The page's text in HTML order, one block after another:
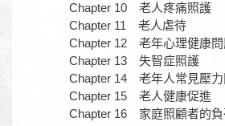
Chapter 10 老人疼痛照護
Chapter 11 老人虐待
Chapter 12 老年心理健康
Chapter 13 失智症照護
Chapter 14 老年人常見壓力
Chapter 15 老人健康促進
Chapter 16 家庭照顧者的負